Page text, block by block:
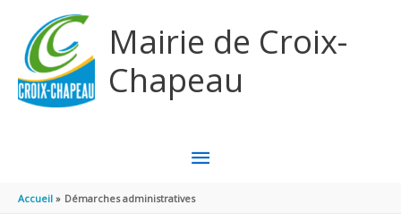
Mairie de Croix-
Chapeau
MENU
PRINCIPAL
Accueil Démarches administratives